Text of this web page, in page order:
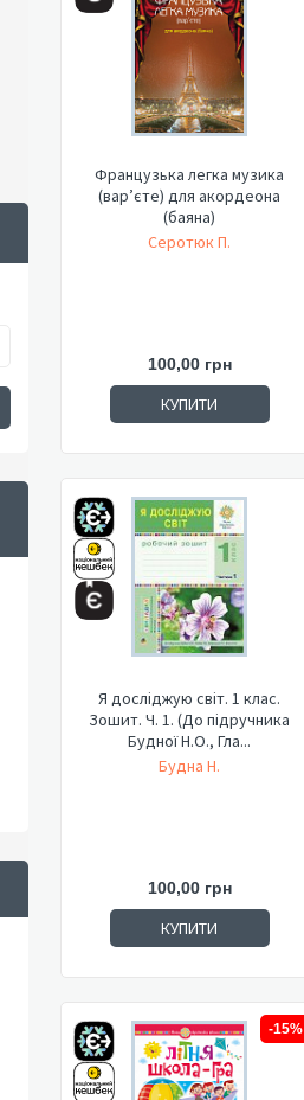
Французька легка музика
(вар’єте) для акордеона
(баяна)
Серотюк П.
100,00 грн
КУПИТИ
Я досліджую світ. 1 клас.
Зошит. Ч. 1. (До підручника
Будної Н.О., Гла...
Будна Н.
100,00 грн
КУПИТИ
-15%